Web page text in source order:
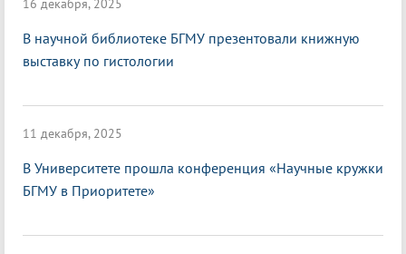
16 декабря, 2025
В научной библиотеке БГМУ презентовали книжную
выставку по гистологии
11 декабря, 2025
В Университете прошла конференция «Научные кружки
БГМУ в Приоритете»